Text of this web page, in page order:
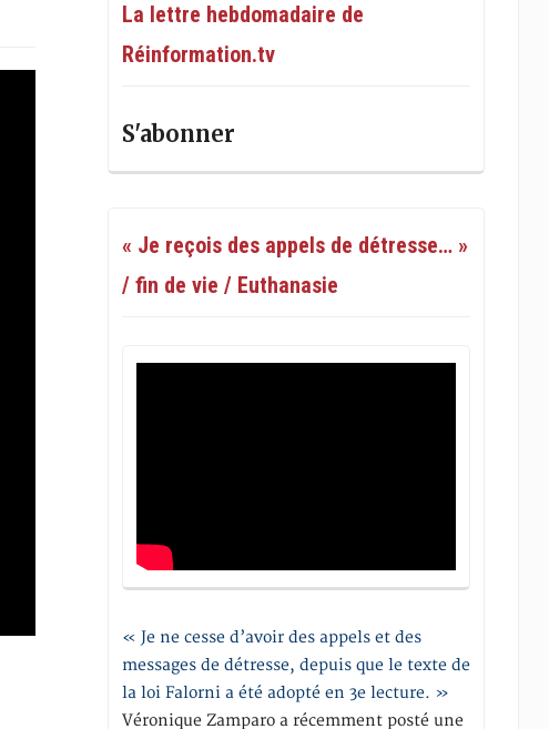
La lettre hebdomadaire de
Réinformation.tv
S'abonner
« Je reçois des appels de détresse… »
/ fin de vie / Euthanasie
« Je ne cesse d’avoir des appels et des
messages de détresse, depuis que le texte de
la loi Falorni a été adopté en 3e lecture. »
Véronique Zamparo a récemment posté une